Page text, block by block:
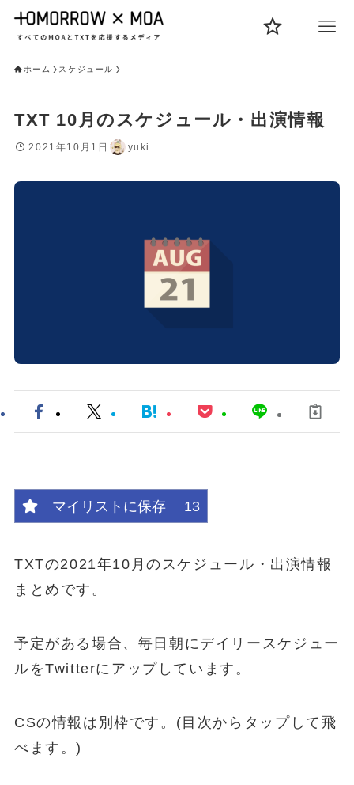
ホーム スケジュール
TXT 10月のスケジュール・出演情報
2021年10月1日 yuki
マイリストに保存 13
TXTの2021年10月のスケジュール・出演情報
まとめです。
予定がある場合、毎日朝にデイリースケジュー
ルをTwitterにアップしています。
CSの情報は別枠です。(目次からタップして飛
べます。)